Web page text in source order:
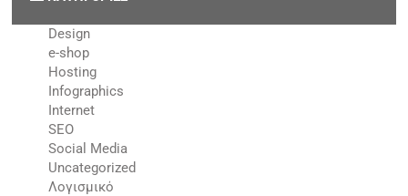
Design
e-shop
Hosting
Infographics
Internet
SEO
Social Media
Uncategorized
Λογισμικό